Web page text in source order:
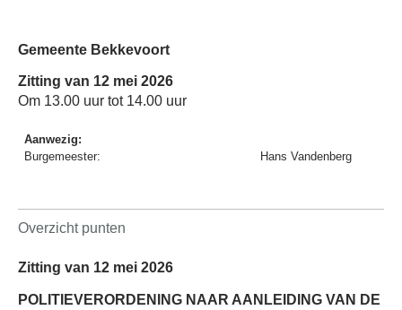
Gemeente Bekkevoort
Zitting van 12 mei 2026
Om 13.00 uur tot 14.00 uur
Aanwezig:
Burgemeester:
Hans Vandenberg
Overzicht punten
Zitting van 12 mei 2026
POLITIEVERORDENING NAAR AANLEIDING VAN DE